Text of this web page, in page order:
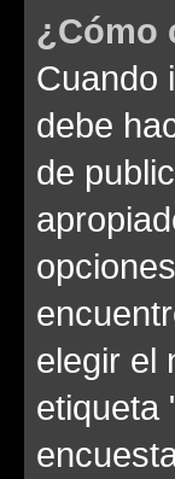
¿Cómo
Cuando
debe
de
elegir el
etiqueta